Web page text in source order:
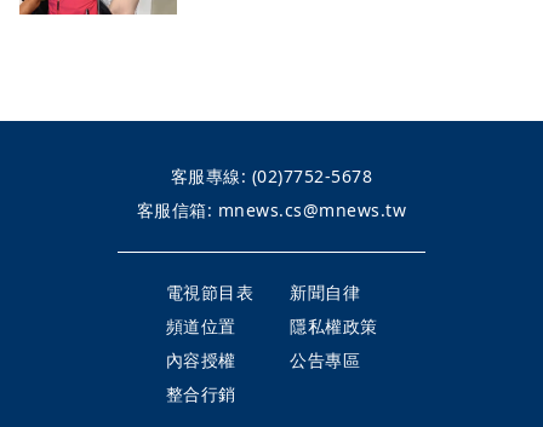
客服專線: (02)7752-5678
客服信箱: mnews.cs@mnews.tw
電視節目表
新聞自律
頻道位置
隱私權政策
內容授權
公告專區
整合行銷